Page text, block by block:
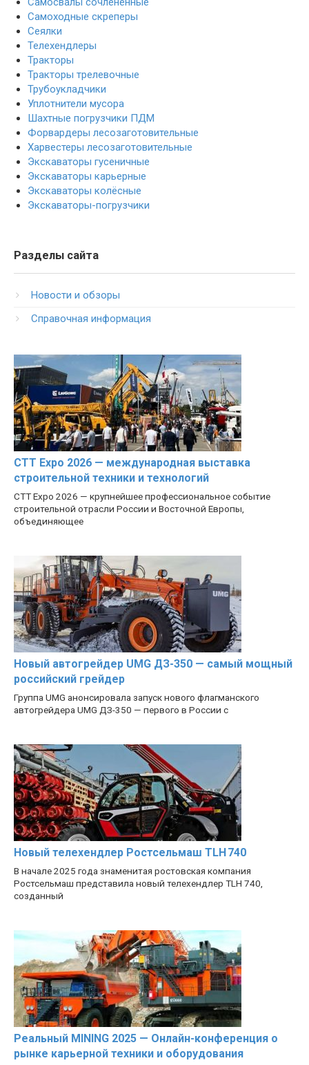
Самоходные скреперы
Сеялки
Телехендлеры
Тракторы
Тракторы трелевочные
Трубоукладчики
Уплотнители мусора
Шахтные погрузчики ПДМ
Форвардеры лесозаготовительные
Харвестеры лесозаготовительные
Экскаваторы гусеничные
Экскаваторы карьерные
Экскаваторы колёсные
Экскаваторы-погрузчики
Разделы сайта
Новости и обзоры
Справочная информация
CTT Expo 2026 — международная выставка
строительной техники и технологий
CTT Expo 2026 — крупнейшее профессиональное событие
строительной отрасли России и Восточной Европы,
объединяющее
Новый автогрейдер UMG ДЗ-350 — самый мощный
российский грейдер
Группа UMG анонсировала запуск нового флагманского
автогрейдера UMG ДЗ-350 — первого в России с
Новый телехендлер Ростсельмаш TLH 740
В начале 2025 года знаменитая ростовская компания
Ростсельмаш представила новый телехендлер TLH 740,
созданный
Реальный MINING 2025 — Онлайн-конференция о
рынке карьерной техники и оборудования